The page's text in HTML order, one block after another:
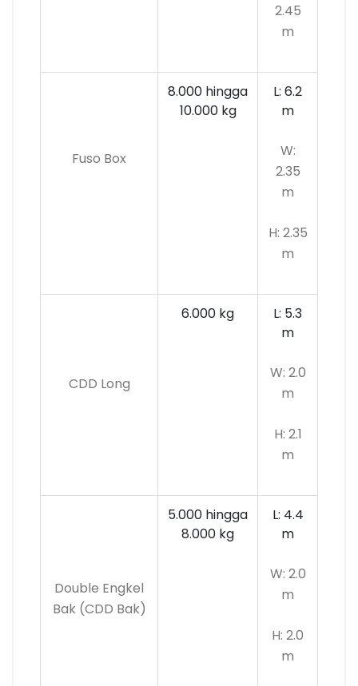
2.45
m
Fuso Box
8.000 hingga
10.000 kg
L: 6.2
m
W:
2.35
m
H: 2.35
m
CDD Long
6.000 kg
L: 5.3
m
W: 2.0
m
H: 2.1
m
Double Engkel
Bak (CDD Bak)
5.000 hingga
8.000 kg
L: 4.4
m
W: 2.0
m
H: 2.0
m